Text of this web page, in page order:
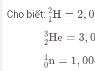
Cho biết: 2
1H = 2,
12H 2
3
2He = 3,
23He 3
1
0n = 1,
0 1